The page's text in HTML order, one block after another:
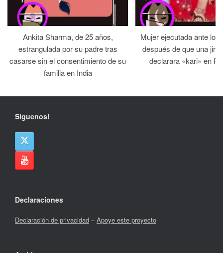
Ankita Sharma, de 25 años,
estrangulada por su padre tras
casarse sin el consentimiento de su
familia en India
Mujer ejecutada ante los
después de que una
declarara «kari» en
Síguenos!
Declaraciones
Declaración de privacidad –Apoye este proyecto